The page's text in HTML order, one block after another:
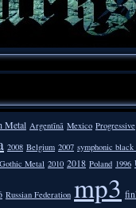
Metal Argentīnā Mexico Progressive
2008 Belgium 2007 symphonic
Gothic Metal 2010 2018 Poland 1996
Russian Federation mp3